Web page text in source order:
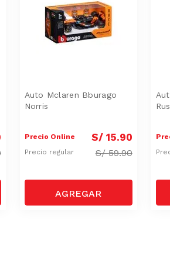
Auto Mclaren Bburago
Norris
Precio Online S/ 15.90
Precio regular S/59.90